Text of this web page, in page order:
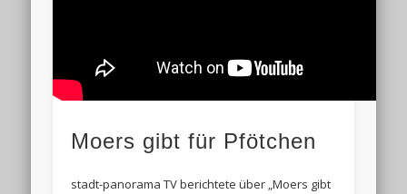
Moers gibt für Pfötchen
stadt-panorama TV berichtete über „Moers gibt